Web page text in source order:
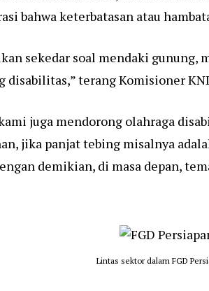
bahwa keterbatasan atau
sekedar soal mendaki gunung,
disabilitas,” terang Komisioner
juga mendorong olahraga
jika panjat tebing misalnya
demikian, di masa depan,
Lintas sektor dalam FGD